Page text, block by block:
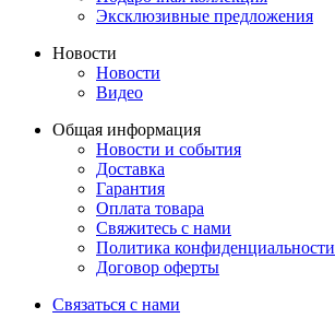
Эксклюзивные предложения
Новости
Новости
Видео
Общая информация
Новости и события
Доставка
Гарантия
Оплата товара
Свяжитесь с нами
Политика конфиденциальности
Договор оферты
Связаться с нами